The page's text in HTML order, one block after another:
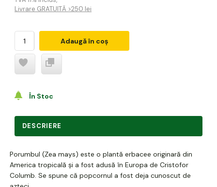
Livrare GRATUITĂ >250 lei
Adaugă în coș
În Stoc
DESCRIERE
Porumbul (Zea mays) este o plantă erbacee originară din
America tropicală și a fost adusă în Europa de Cristofor
Columb. Se spune că popcornul a fost deja cunoscut de